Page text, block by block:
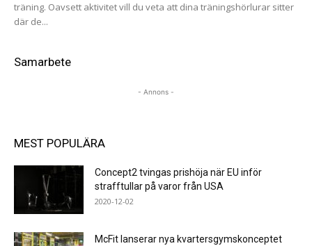
träning. Oavsett aktivitet vill du veta att dina träningshörlurar sitter
där de...
Samarbete
- Annons -
MEST POPULÄRA
Concept2 tvingas prishöja när EU inför
strafftullar på varor från USA
2020-12-02
McFit lanserar nya kvartersgymskonceptet